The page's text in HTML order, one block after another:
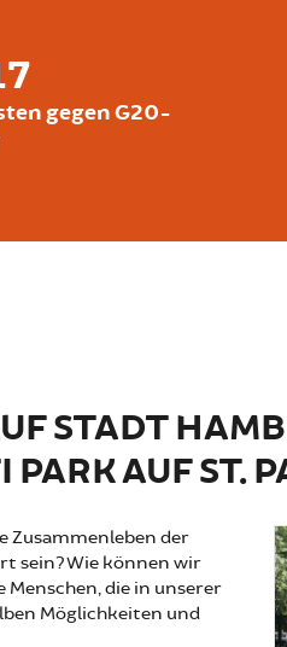
gegen G20-
STADT
PARK AUF ST.
Zusammenleben der
sein? Wie können wir
Menschen, die in unserer
Möglichkeiten und